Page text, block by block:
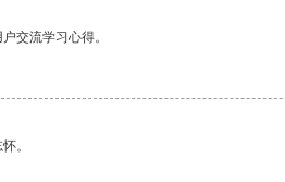
交流学习心得。
。